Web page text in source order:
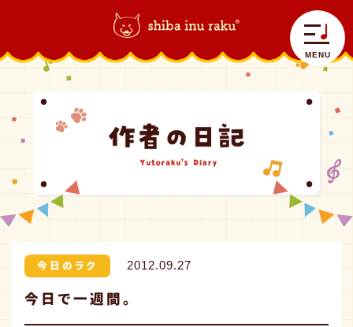
自己紹介
MENU
柴犬ラク｜shiba inu raku >今日のラク> 今日で一週間。
今日のラク 2012.09.27
今日で一週間。